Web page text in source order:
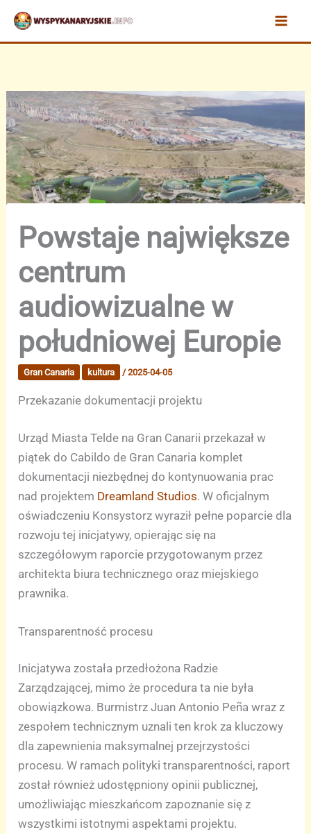
Przejdź
treści
Powstaje największe
centrum
audiowizualne w
południowej Europie
Gran Canaria kultura /2025-04-05
Przekazanie dokumentacji projektu
Urząd Miasta Telde na Gran Canarii przekazał w
piątek do Cabildo de Gran Canaria komplet
dokumentacji niezbędnej do kontynuowania prac
nad projektem Dreamland Studios. W oficjalnym
oświadczeniu Konsystorz wyraził pełne poparcie dla
rozwoju tej inicjatywy, opierając się na
szczegółowym raporcie przygotowanym przez
architekta biura technicznego oraz miejskiego
prawnika.
Transparentność procesu
Inicjatywa została przedłożona Radzie
Zarządzającej, mimo że procedura ta nie była
obowiązkowa. Burmistrz Juan Antonio Peña wraz z
zespołem technicznym uznali ten krok za kluczowy
dla zapewnienia maksymalnej przejrzystości
procesu. W ramach polityki transparentności, raport
został również udostępniony opinii publicznej,
umożliwiając mieszkańcom zapoznanie się z
wszystkimi istotnymi aspektami projektu.